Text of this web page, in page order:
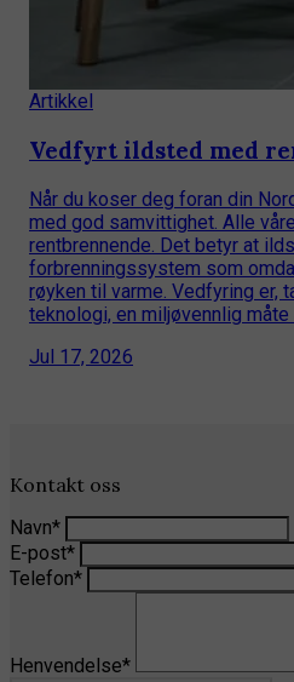
Artikkel
Vedfyrt ildsted med
Når du koser deg foran din
med god samvittighet. Alle
rentbrennende. Det betyr at
forbrenningssystem som
røyken til varme. Vedfyring er,
teknologi, en miljøvennlig måte
Jul 17, 2026
Kontakt oss
Navn*
E-post*
Telefon*
Henvendelse*